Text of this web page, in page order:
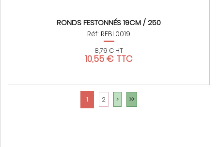
RONDS FESTONNÉS 19CM / 250
Réf: RFBL0019
8,79 € HT
10,55 € TTC
1 2 > >>